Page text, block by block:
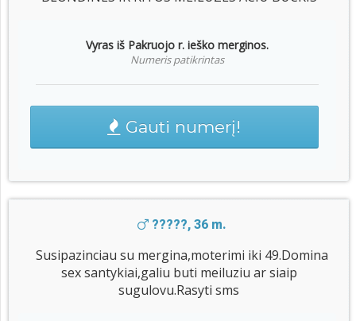
Vyras iš Pakruojo r. ieško merginos.
Numeris patikrintas
Gauti numerį!
?????, 36 m.
Susipazinciau su mergina,moterimi iki 49.Domina
sex santykiai,galiu buti meiluziu ar siaip
sugulovu.Rasyti sms